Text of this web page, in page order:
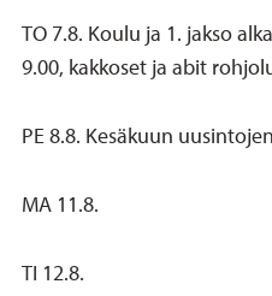
TO 7.8. Koulu ja 1. jakso
9.00, kakkoset ja abit
PE 8.8. Kesäkuun
MA 11.8.
TI 12.8.